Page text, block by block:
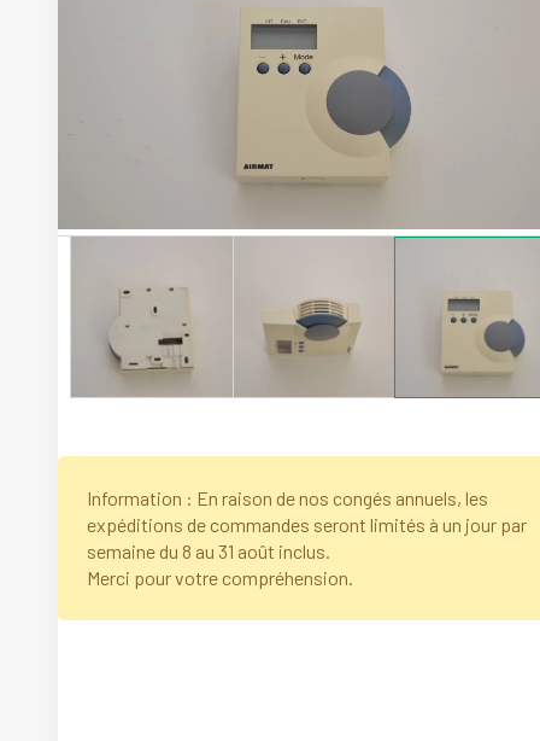
Information : En raison de nos congés annuels, les
expéditions de commandes seront limités à un jour par
semaine du 8 au 31 août inclus.
Merci pour votre compréhension.